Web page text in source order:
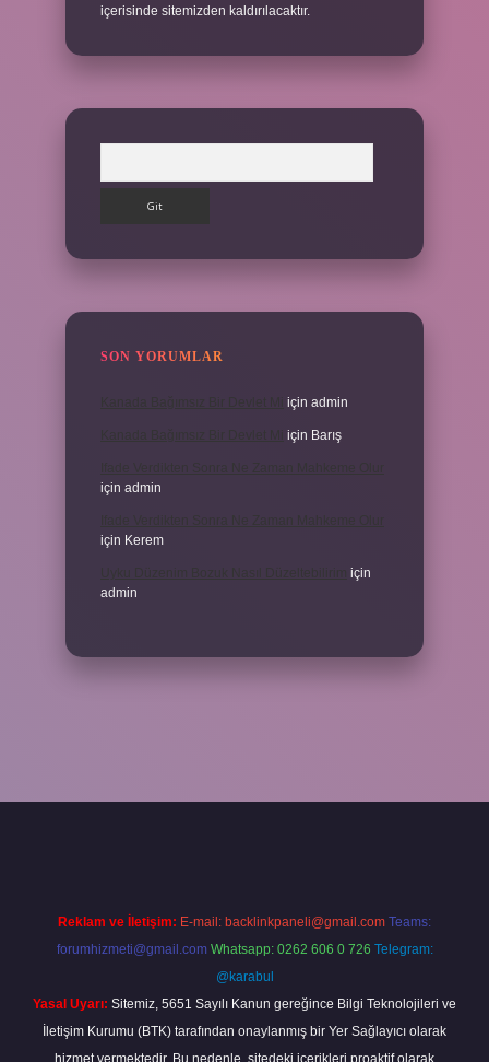
içerisinde sitemizden kaldırılacaktır.
SON YORUMLAR
için admin
için Barış
için admin
için Kerem
için
admin
Reklam ve İletişim: E-mail: backlinkpaneli@gmail.com Teams:
forumhizmeti@gmail.com Whatsapp: 0262 606 0 726 Telegram:
@karabul
Yasal Uyarı: Sitemiz, 5651 Sayılı Kanun gereğince Bilgi Teknolojileri ve
İletişim Kurumu (BTK) tarafından onaylanmış bir Yer Sağlayıcı olarak
hizmet vermektedir. Bu nedenle, sitedeki içerikleri proaktif olarak